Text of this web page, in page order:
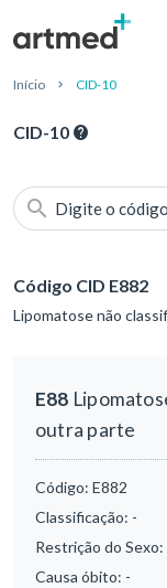
Início CID-10
CID-10
Digite o
Código CID E882
Lipomatose não
E88
outra parte
Código: E882
Classificação: -
Restrição do Sexo:
Causa óbito: -